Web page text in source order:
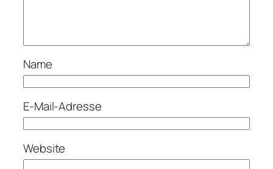
Name
E-Mail-Adresse
Website